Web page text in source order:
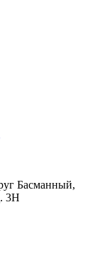
Басманный,
3Н